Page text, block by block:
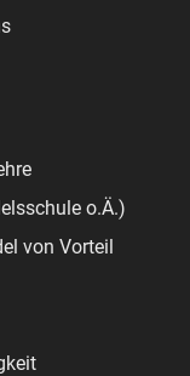
o.Ä.)
von Vorteil